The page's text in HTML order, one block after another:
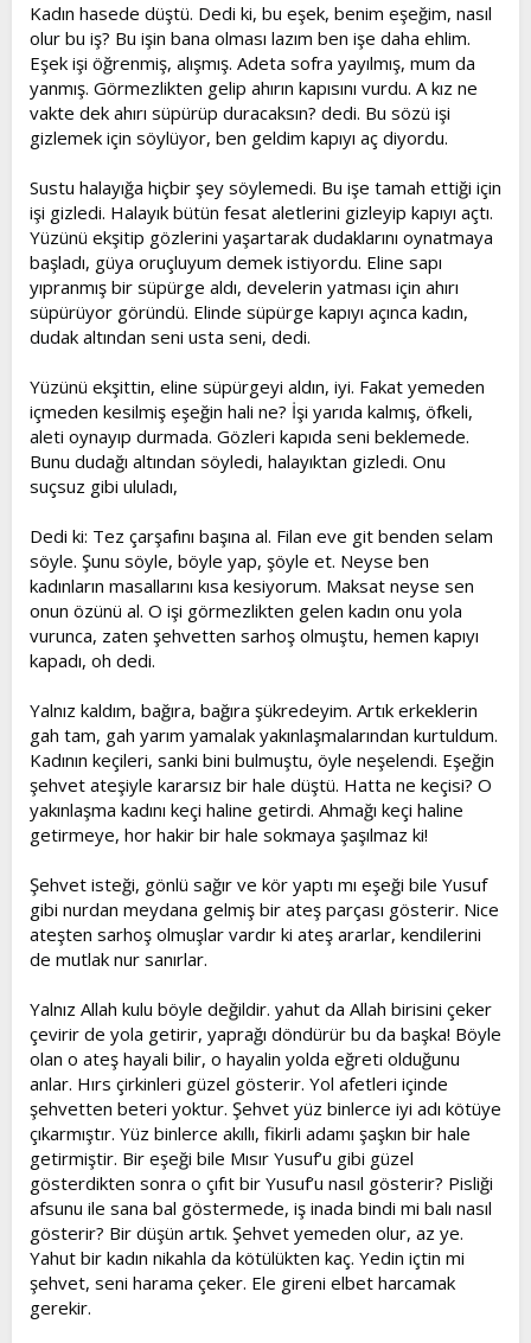
Kadın hasede düştü. Dedi ki, bu eşek, benim eşeğim, nasıl
olur bu iş? Bu işin bana olması lazım ben işe daha ehlim.
Eşek işi öğrenmiş, alışmış. Adeta sofra yayılmış, mum da
yanmış. Görmezlikten gelip ahırın kapısını vurdu. A kız ne
vakte dek ahırı süpürüp duracaksın? dedi. Bu sözü işi
gizlemek için söylüyor, ben geldim kapıyı aç diyordu.
Sustu halayığa hiçbir şey söylemedi. Bu işe tamah ettiği için
işi gizledi. Halayık bütün fesat aletlerini gizleyip kapıyı açtı.
Yüzünü ekşitip gözlerini yaşartarak dudaklarını oynatmaya
başladı, güya oruçluyum demek istiyordu. Eline sapı
yıpranmış bir süpürge aldı, develerin yatması için ahırı
süpürüyor göründü. Elinde süpürge kapıyı açınca kadın,
dudak altından seni usta seni, dedi.
Yüzünü ekşittin, eline süpürgeyi aldın, iyi. Fakat yemeden
içmeden kesilmiş eşeğin hali ne? İşi yarıda kalmış, öfkeli,
aleti oynayıp durmada. Gözleri kapıda seni beklemede.
Bunu dudağı altından söyledi, halayıktan gizledi. Onu
suçsuz gibi ululadı,
Dedi ki: Tez çarşafını başına al. Filan eve git benden selam
söyle. Şunu söyle, böyle yap, şöyle et. Neyse ben
kadınların masallarını kısa kesiyorum. Maksat neyse sen
onun özünü al. O işi görmezlikten gelen kadın onu yola
vurunca, zaten şehvetten sarhoş olmuştu, hemen kapıyı
kapadı, oh dedi.
Yalnız kaldım, bağıra, bağıra şükredeyim. Artık erkeklerin
gah tam, gah yarım yamalak yakınlaşmalarından kurtuldum.
Kadının keçileri, sanki bini bulmuştu, öyle neşelendi. Eşeğin
şehvet ateşiyle kararsız bir hale düştü. Hatta ne keçisi? O
yakınlaşma kadını keçi haline getirdi. Ahmağı keçi haline
getirmeye, hor hakir bir hale sokmaya şaşılmaz ki!
Şehvet isteği, gönlü sağır ve kör yaptı mı eşeği bile Yusuf
gibi nurdan meydana gelmiş bir ateş parçası gösterir. Nice
ateşten sarhoş olmuşlar vardır ki ateş ararlar, kendilerini
de mutlak nur sanırlar.
Yalnız Allah kulu böyle değildir. yahut da Allah birisini çeker
çevirir de yola getirir, yaprağı döndürür bu da başka! Böyle
olan o ateş hayali bilir, o hayalin yolda eğreti olduğunu
anlar. Hırs çirkinleri güzel gösterir. Yol afetleri içinde
şehvetten beteri yoktur. Şehvet yüz binlerce iyi adı kötüye
çıkarmıştır. Yüz binlerce akıllı, fikirli adamı şaşkın bir hale
getirmiştir. Bir eşeği bile Mısır Yusuf’u gibi güzel
gösterdikten sonra o çıfıt bir Yusuf’u nasıl gösterir? Pisliği
afsunu ile sana bal göstermede, iş inada bindi mi balı nasıl
gösterir? Bir düşün artık. Şehvet yemeden olur, az ye.
Yahut bir kadın nikahla da kötülükten kaç. Yedin içtin mi
şehvet, seni harama çeker. Ele gireni elbet harcamak
gerekir.